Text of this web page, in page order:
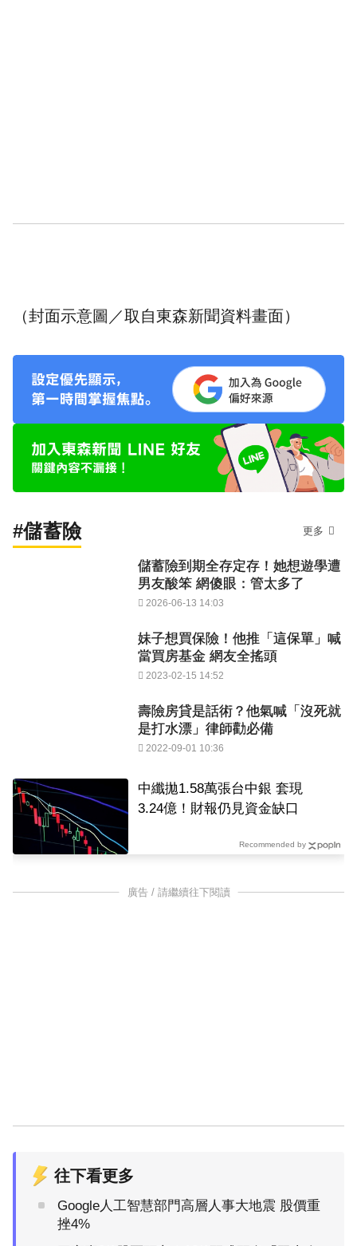
（封面示意圖／取自東森新聞資料畫面）
#儲蓄險 更多
儲蓄險到期全存定存！她想遊學遭
男友酸笨 網傻眼：管太多了
2026-06-13 14:03
妹子想買保險！他推「這保單」喊
當買房基金 網友全搖頭
2023-02-15 14:52
壽險房貸是話術？他氣喊「沒死就
是打水漂」律師勸必備
2022-09-01 10:36
中纖拋1.58萬張台中銀 套現
3.24億！財報仍見資金缺口
Recommended by
廣告 / 請繼續往下閱讀
往下看更多
Google人工智慧部門高層人事大地震 股價重
挫4%